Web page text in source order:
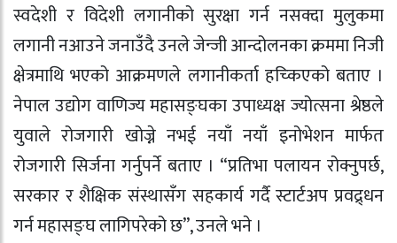
स्वदेशी र विदेशी लगानीको सुरक्षा गर्न नसक्दा मुलुकमा
लगानी नआउने जनाउँदै उनले जेन्जी आन्दोलनका क्रममा निजी
क्षेत्रमाथि भएको आक्रमणले लगानीकर्ता हच्किएको बताए ।
नेपाल उद्योग वाणिज्य महासङ्घका उपाध्यक्ष ज्योत्सना श्रेष्ठले
युवाले रोजगारी खोज्ने नभई नयाँ नयाँ इनोभेशन मार्फत
रोजगारी सिर्जना गर्नुपर्ने बताए । “प्रतिभा पलायन रोक्नुपर्छ,
सरकार र शैक्षिक संस्थासँग सहकार्य गर्दै स्टार्टअप प्रवद्र्धन
गर्न महासङ्घ लागिपरेको छ”, उनले भने ।